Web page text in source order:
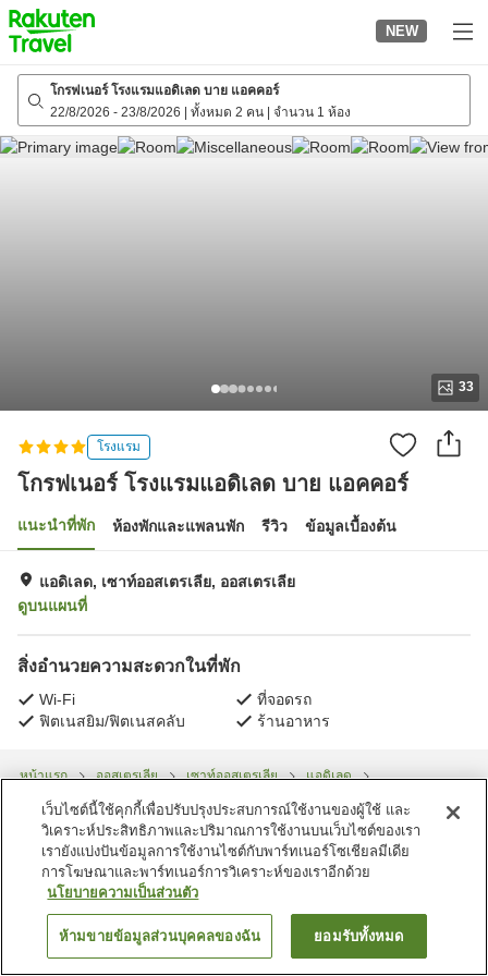
to
top
page
NEW
โกรฟเนอร์ โรงแรมแอดิเลด บาย แอคคอร์
22/8/2026 - 23/8/2026 ทั้งหมด 2 คน จำนวน 1 ห้อง
33
โรงแรม
โกรฟเนอร์ โรงแรมแอดิเลด บาย แอคคอร์
แนะนำที่พัก ห้องพักและแพลนพัก รีวิว ข้อมูลเบื้องต้น
แอดิเลด, เซาท์ออสเตรเลีย, ออสเตรเลีย
ดูบนแผนที่
สิ่งอำนวยความสะดวกในที่พัก
Wi-Fi
ที่จอดรถ
ฟิตเนสยิม/ฟิตเนสคลับ
ร้านอาหาร
หน้าแรก ออสเตรเลีย เซาท์ออสเตรเลีย
แอดิเลด
โกรฟเนอร์ โรงแรมแอดิเลด บาย แอคคอร์
ค้นหาห้องพัก
เว็บไซต์นี้ใช้คุกกี้เพื่อปรับปรุงประสบการณ์ใช้งานของผู้ใช้ และ
วิเคราะห์ประสิทธิภาพและปริมาณการใช้งานบนเว็บไซต์ของเรา
เรายังแบ่งปันข้อมูลการใช้งานไซต์กับพาร์ทเนอร์โซเชียลมีเดีย
การโฆษณาและพาร์ทเนอร์การวิเคราะห์ของเราอีกด้วย
นโยบายความเป็นส่วนตัว
ห้ามขายข้อมูลส่วนบุคคลของฉัน ยอมรับทั้งหมด